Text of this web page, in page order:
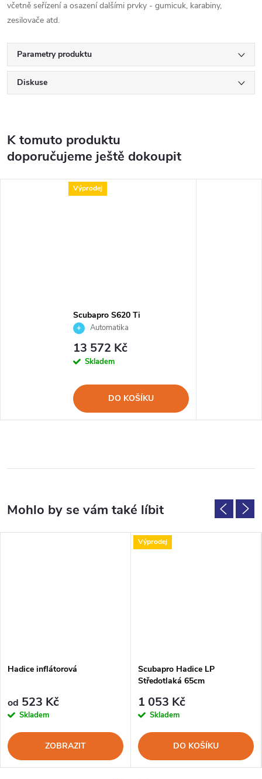
včetně seřízení a osazení dalšími prvky - gumicuk, karabiny,
zesilovače atd.
Parametry produktu
Diskuse
K tomuto produktu
doporučujeme ještě dokoupit
Výprodej
Scubapro S620 Ti
Automatika
13 572 Kč
Skladem
DO KOŠÍKU
Hadice inflátorová
od 523 Kč
Skladem
ZOBRAZIT
Výprodej
Scubapro Hadice LP
Středotlaká 65cm
1 053 Kč
Skladem
DO KOŠÍKU